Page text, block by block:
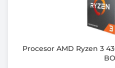
Gwarancja producenta
Procesor AMD Ryzen 3